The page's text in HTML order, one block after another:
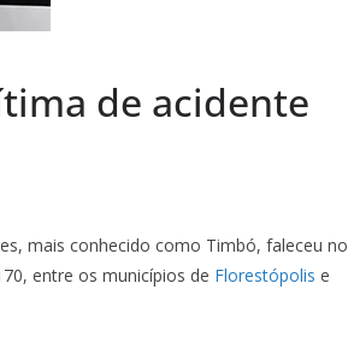
de acidente
mais conhecido como Timbó, faleceu no
entre os municípios de Florestópolis e